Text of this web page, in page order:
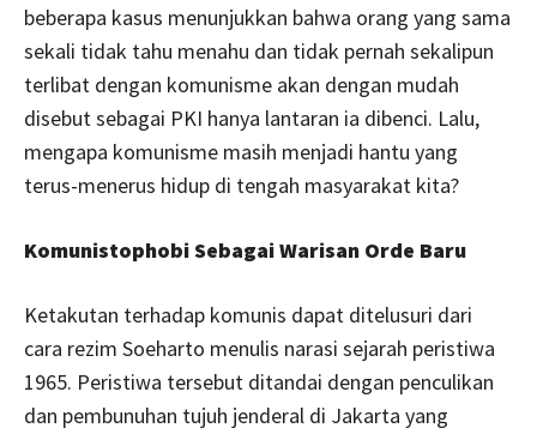
beberapa kasus menunjukkan bahwa orang yang sama
sekali tidak tahu menahu dan tidak pernah sekalipun
terlibat dengan komunisme akan dengan mudah
disebut sebagai PKI hanya lantaran ia dibenci. Lalu,
mengapa komunisme masih menjadi hantu yang
terus-menerus hidup di tengah masyarakat kita?
Komunistophobi Sebagai Warisan Orde Baru
Ketakutan terhadap komunis dapat ditelusuri dari
cara rezim Soeharto menulis narasi sejarah peristiwa
1965. Peristiwa tersebut ditandai dengan penculikan
dan pembunuhan tujuh jenderal di Jakarta yang